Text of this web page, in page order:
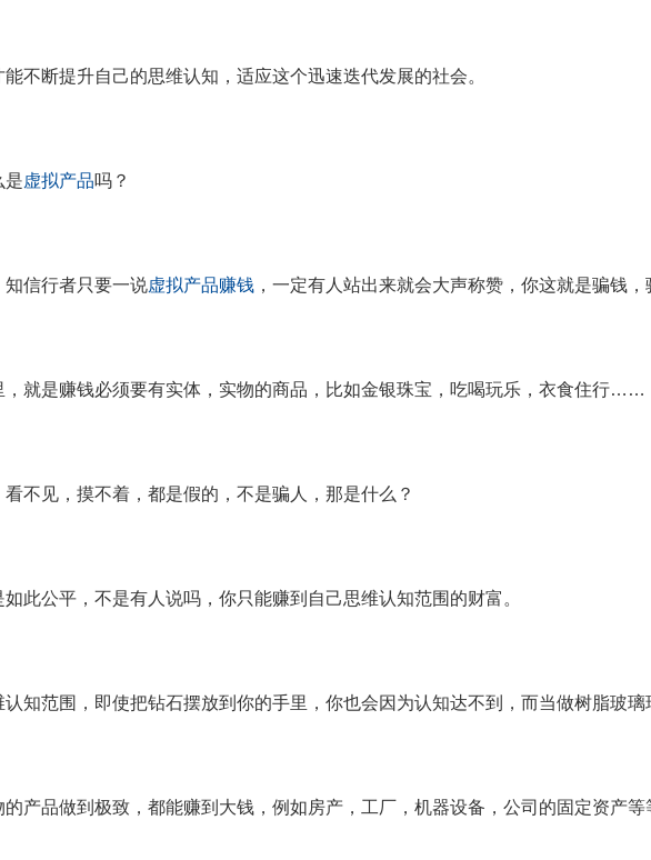
能不断提升自己的思维认知，适应这个迅速迭代发展的社会。
是虚拟产品吗？
知信行者只要一说虚拟产品赚钱 ，一定有人站出来就会大声称赞，你这就是骗钱，
，就是赚钱必须要有实体，实物的商品，比如金银珠宝，吃喝玩乐，衣食住行……
看不见，摸不着，都是假的，不是骗人，那是什么？
此公平，不是有人说吗，你只能赚到自己思维认知范围的财富。
认知范围，即使把钻石摆放到你的手里，你也会因为认知达不到，而当做树脂玻
的产品做到极致，都能赚到大钱，例如房产，工厂，机器设备，公司的固定资产等